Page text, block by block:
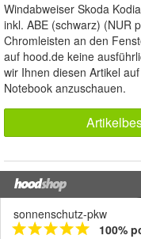
Windabweiser Skoda
inkl. ABE (schwarz) (NUR
Chromleisten an den
auf hood.de keine
wir Ihnen diesen Artikel
Notebook anzuschauen.
sonnenschutz-pkw
100%